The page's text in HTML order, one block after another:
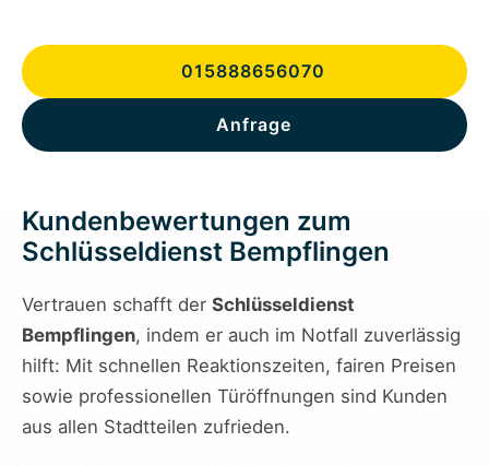
015888656070
Anfrage
Kundenbewertungen zum
Schlüsseldienst Bempflingen
Vertrauen schafft der Schlüsseldienst
Bempflingen, indem er auch im Notfall zuverlässig
hilft: Mit schnellen Reaktionszeiten, fairen Preisen
sowie professionellen Türöffnungen sind Kunden
aus allen Stadtteilen zufrieden.